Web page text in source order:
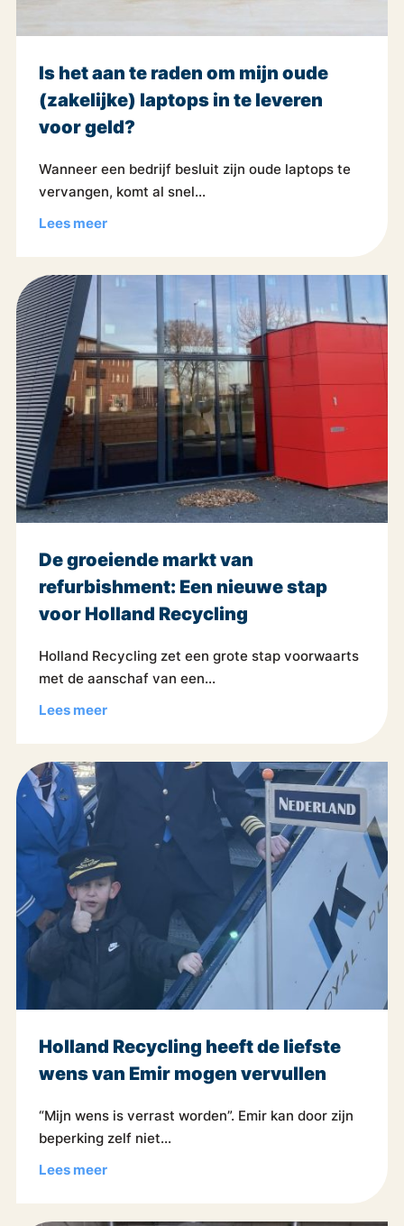
Is het aan te raden om mijn oude
(zakelijke) laptops in te leveren
voor geld?
Wanneer een bedrijf besluit zijn oude laptops te
vervangen, komt al snel...
Lees meer
De groeiende markt van
refurbishment: Een nieuwe stap
voor Holland Recycling
Holland Recycling zet een grote stap voorwaarts
met de aanschaf van een...
Lees meer
Holland Recycling heeft de liefste
wens van Emir mogen vervullen
“Mijn wens is verrast worden”. Emir kan door zijn
beperking zelf niet...
Lees meer